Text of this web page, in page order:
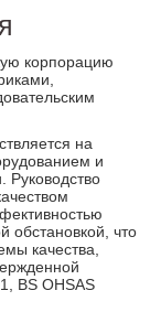
корпорацию
на
и
Руководство
обстановкой, что
качества,
BS OHSAS